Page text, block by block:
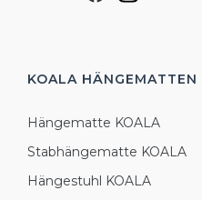
KOALA HÄNGEMATTEN
Hängematte KOALA
Stabhängematte KOALA
Hängestuhl KOALA